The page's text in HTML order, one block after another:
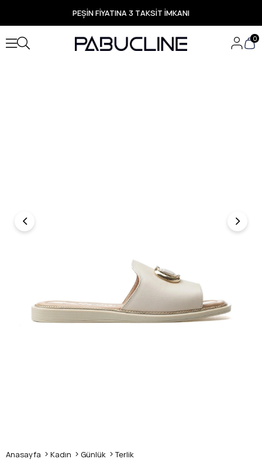
PEŞİN FİYATINA 3 TAKSİT İMKANI
TÜM ÜRÜNLERDE ÜCRETSİZ KARGO
Yeni Sezon Ürünlerde Özel Fırsatlar
Seçili Ürünlerde Hızlı Teslimat
0
Anasayfa Kadın Günlük Terlik